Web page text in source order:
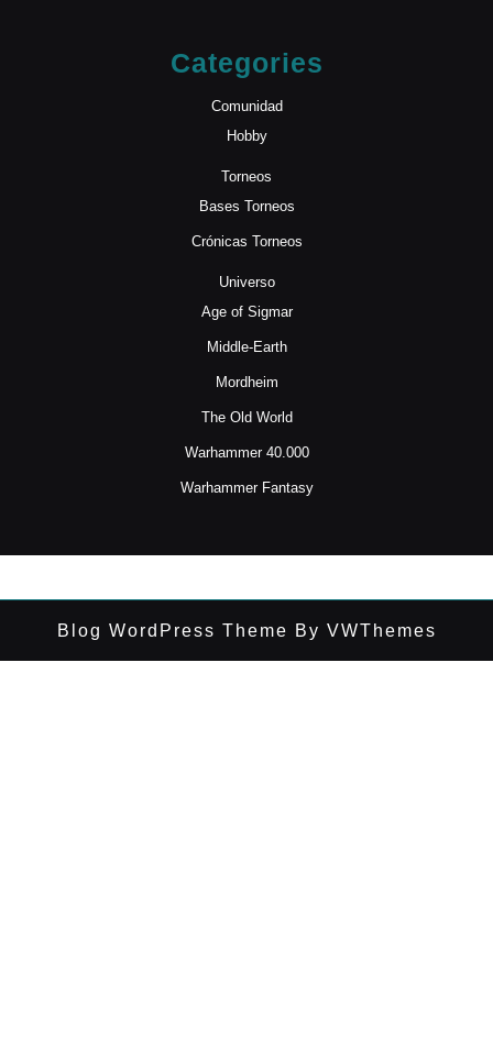
Categories
Comunidad
Hobby
Torneos
Bases Torneos
Crónicas Torneos
Universo
Age of Sigmar
Middle-Earth
Mordheim
The Old World
Warhammer 40.000
Warhammer Fantasy
Blog WordPress Theme By VWThemes